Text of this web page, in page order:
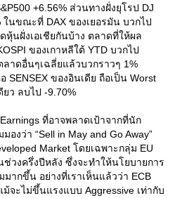
+6.56% ส่วนทางฝั่งยุโรป DJ
ในขณะที่ DAX ของเยอรมัน บวกไป
นฝั่งเอเชียกันบ้าง ตลาดที่ให้ผล
ของเกาหลีใต้ YTD บวกไป
าดอื่นๆเฉลี่ยแล้วบวกราวๆ 1%
SENSEX ของอินเดีย ถือเป็น Worst
ยว ลบไป -9.70%
ที่อาจพลาดเป้าจากที่นัก
งว่า “Sell in May and Go Away”
Market โดยเฉพาะกลุ่ม EU
ช่วงครึ่งปีหลัง ซึ่งจะทำให้นโยบายการ
มากขึ้น อย่างที่เราเห็นแล้วว่า ECB
จะไม่ขึ้นแรงแบบ Aggressive เท่ากับ